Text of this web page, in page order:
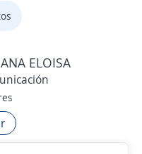
ELOISA